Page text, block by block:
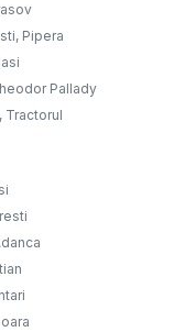
Pipera
Pallady
Tractorul